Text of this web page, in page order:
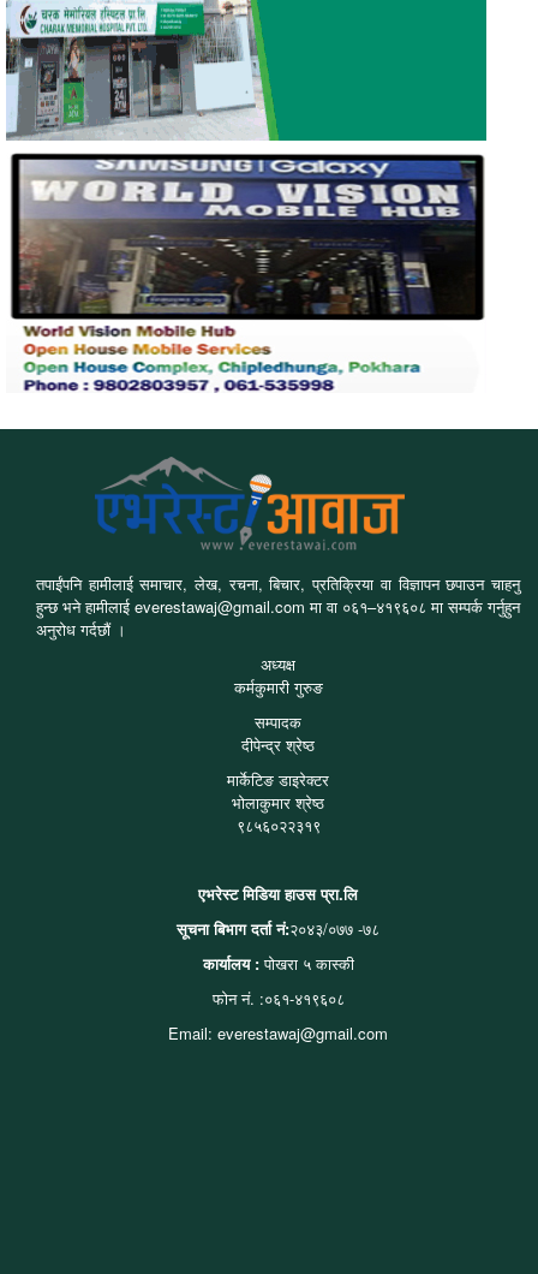
तपाईंपनि हामीलाई समाचार, लेख, रचना, बिचार, प्रतिक्रिया वा विज्ञापन छपाउन चाहनु
हुन्छ भने हामीलाई everestawaj@gmail.com मा वा ०६१–४१९६०८ मा सम्पर्क गर्नुहुन
अनुरोध गर्दछौं ।
अध्यक्ष
कर्मकुमारी गुरुङ
सम्पादक
दीपेन्द्र श्रेष्ठ
मार्केटिङ डाइरेक्टर
भोलाकुमार श्रेष्ठ
९८५६०२२३१९
एभरेस्ट मिडिया हाउस प्रा.लि
सूचना बिभाग दर्ता नं:२०४३/०७७ -७८
कार्यालय :पोखरा ५ कास्की
फोन नं. :०६१-४१९६०८
Email: everestawaj@gmail.com